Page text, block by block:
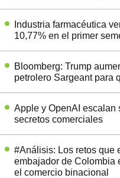
Industria farmacéutica
10,77% en el primer
Bloomberg: Trump
petrolero Sargeant para
Apple y OpenAI escalan
secretos comerciales
#Análisis: Los retos que
embajador de Colombia
el comercio binacional